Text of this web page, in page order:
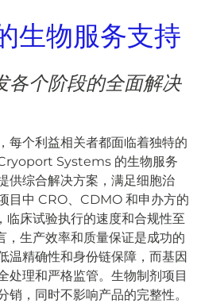
生物服务支持
各个阶段的全面解决
每个利益相关者都面临着独特的
Systems 的生物服务
供综合解决方案，满足细胞治
目中 CRO、CDMO 和申办方的
临床试验执行的速度和合规性至
生产效率和质量保证是成功的
温精确性和身份链保障，而基因
处理和严格监管。生物制剂项目
销，同时不影响产品的完整性。